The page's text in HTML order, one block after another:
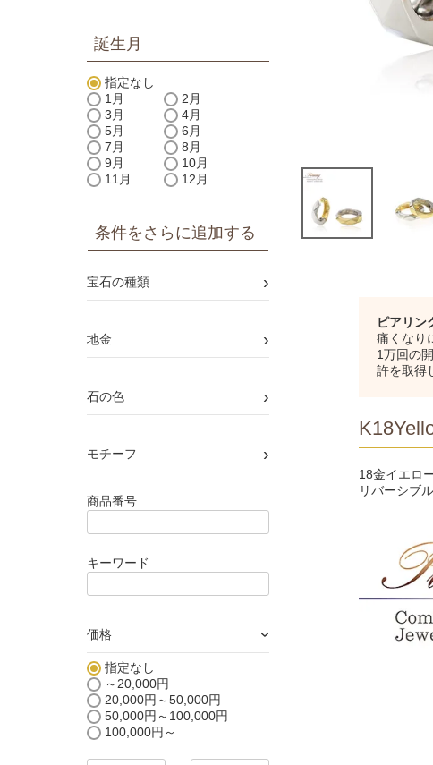
誕生月
指定なし
1月
2月
3月
4月
5月
6月
7月
8月
9月
10月
11月
12月
条件をさらに追加する
宝石の種類 ›
地金 ›
石の色 ›
モチーフ ›
商品番号
キーワード
価格 ›
指定なし
～20,000円
20,000円～50,000円
50,000円～100,000円
100,000円～
ピアリン
痛くなり
1万回の
許を取得
18金イエロ
リバーシブ